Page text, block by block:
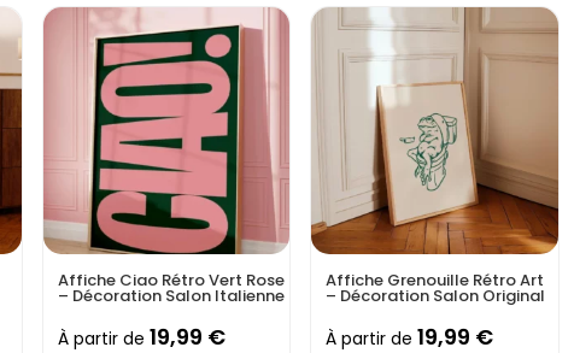
Affiche Ciao Rétro Vert Rose
– Décoration Salon Italienne
À partir de 19,99 €
Affiche Grenouille Rétro Art
– Décoration Salon Original
À partir de19,99 €